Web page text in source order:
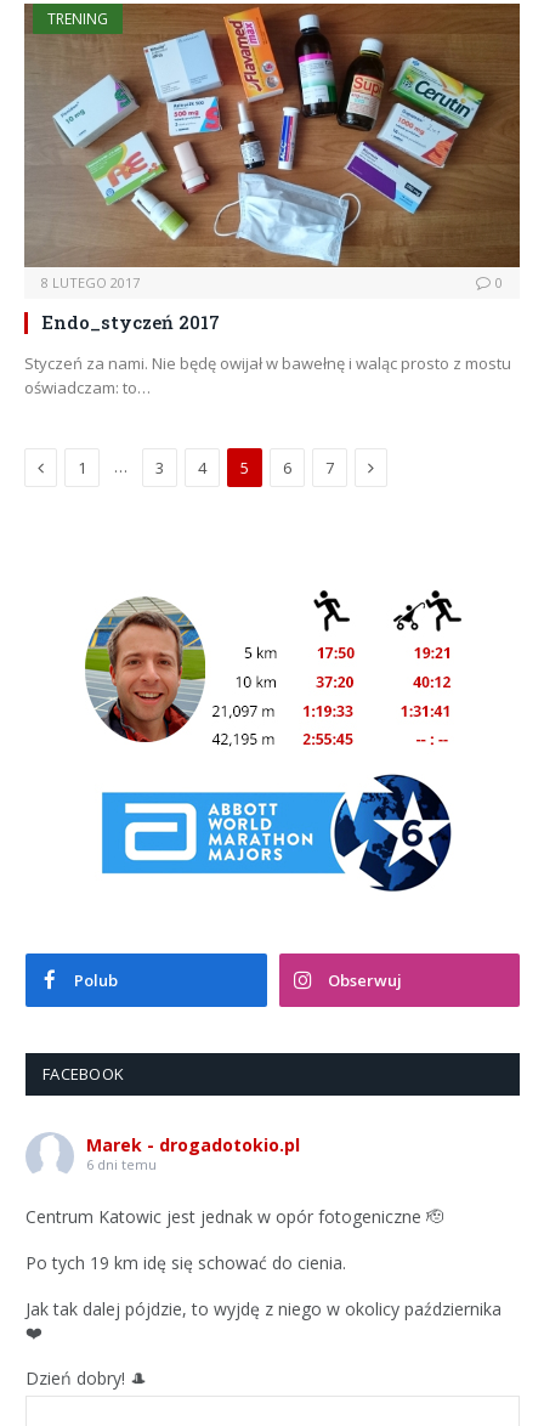
TRENING
8 LUTEGO 2017 0
Endo_styczeń 2017
Styczeń za nami. Nie będę owijał w bawełnę i waląc prosto z mostu
oświadczam: to…
Previous
1 … 3 4 5 6 7 Next
Polub Obserwuj
FACEBOOK
Marek - drogadotokio.pl
6 dni temu
Centrum Katowic jest jednak w opór fotogeniczne 🫡
Po tych 19 km idę się schować do cienia.
Jak tak dalej pójdzie, to wyjdę z niego w okolicy października
❤️
Dzień dobry! 🎩